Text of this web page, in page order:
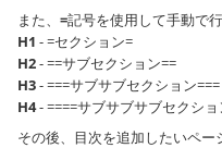
また、 =記号を使用して手動で
H1 - =セクション=
H2- ==サブセクション==
H3- ===サブサブセクション===
H4- ====サブサブサブセクショ
その後、目次を追加したいペー